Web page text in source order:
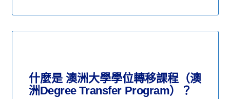
什麼是 澳洲大學學位轉移課程（澳
洲Degree Transfer Program）？